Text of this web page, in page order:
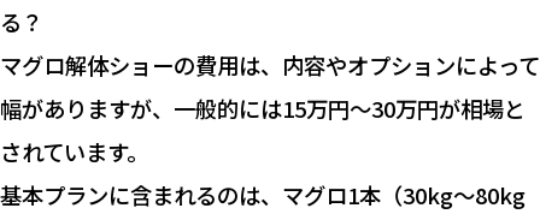
る？
マグロ解体ショーの費用は、内容やオプションによって
幅がありますが、一般的には15万円〜30万円が相場と
されています。
基本プランに含まれるのは、マグロ1本（30kg〜80kg